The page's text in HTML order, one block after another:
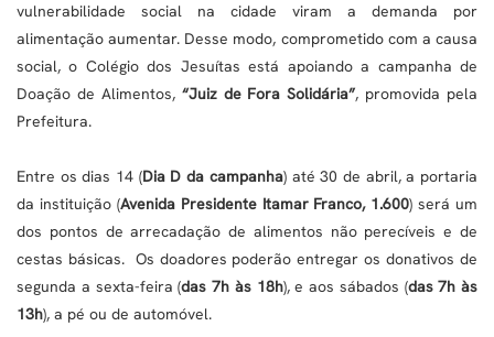
vulnerabilidade social na cidade viram a demanda por
alimentação aumentar. Desse modo, comprometido com a causa
social, o Colégio dos Jesuítas está apoiando a campanha de
Doação de Alimentos, “Juiz de Fora Solidária”, promovida pela
Prefeitura.
Entre os dias 14 (Dia D da campanha) até 30 de abril, a portaria
da instituição (Avenida Presidente Itamar Franco, 1.600) será um
dos pontos de arrecadação de alimentos não perecíveis e de
cestas básicas. Os doadores poderão entregar os donativos de
segunda a sexta-feira (das 7h às 18h), e aos sábados (das 7h às
13h), a pé ou de automóvel.